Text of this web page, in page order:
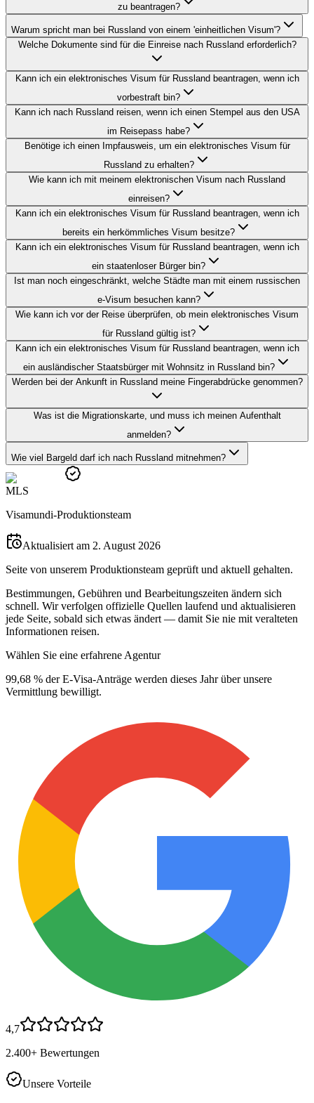
zu beantragen?
Warum spricht man bei Russland von einem 'einheitlichen Visum'?
Welche Dokumente sind für die Einreise nach Russland erforderlich?
Kann ich ein elektronisches Visum für Russland beantragen, wenn ich
vorbestraft bin?
Kann ich nach Russland reisen, wenn ich einen Stempel aus den USA
im Reisepass habe?
Benötige ich einen Impfausweis, um ein elektronisches Visum für
Russland zu erhalten?
Wie kann ich mit meinem elektronischen Visum nach Russland
einreisen?
Kann ich ein elektronisches Visum für Russland beantragen, wenn ich
bereits ein herkömmliches Visum besitze?
Kann ich ein elektronisches Visum für Russland beantragen, wenn ich
ein staatenloser Bürger bin?
Ist man noch eingeschränkt, welche Städte man mit einem russischen
e-Visum besuchen kann?
Wie kann ich vor der Reise überprüfen, ob mein elektronisches Visum
für Russland gültig ist?
Kann ich ein elektronisches Visum für Russland beantragen, wenn ich
ein ausländischer Staatsbürger mit Wohnsitz in Russland bin?
Werden bei der Ankunft in Russland meine Fingerabdrücke genommen?
Was ist die Migrationskarte, und muss ich meinen Aufenthalt
anmelden?
Wie viel Bargeld darf ich nach Russland mitnehmen?
MLS
Visamundi-Produktionsteam
Aktualisiert am 2. August 2026
Seite von unserem Produktionsteam geprüft und aktuell gehalten.
Bestimmungen, Gebühren und Bearbeitungszeiten ändern sich
schnell. Wir verfolgen offizielle Quellen laufend und aktualisieren
jede Seite, sobald sich etwas ändert — damit Sie nie mit veralteten
Informationen reisen.
Wählen Sie eine erfahrene Agentur
99,68 % der E-Visa-Anträge werden dieses Jahr über unsere
Vermittlung bewilligt.
4,7
2.400+ Bewertungen
Unsere Vorteile